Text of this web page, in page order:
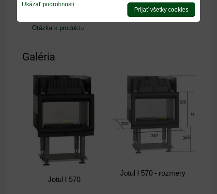
Recenzie 0
Otázka k produktu
Galéria
Jotul I 570
Jotul I 570 - rozmery
Ukázať podrobnosti
Prijať všetky cookies